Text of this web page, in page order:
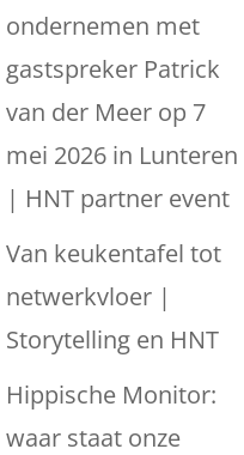
ondernemen met
gastspreker Patrick
van der Meer op 7
mei 2026 in Lunteren
| HNT partner event
Van keukentafel tot
netwerkvloer |
Storytelling en HNT
Hippische Monitor:
waar staat onze